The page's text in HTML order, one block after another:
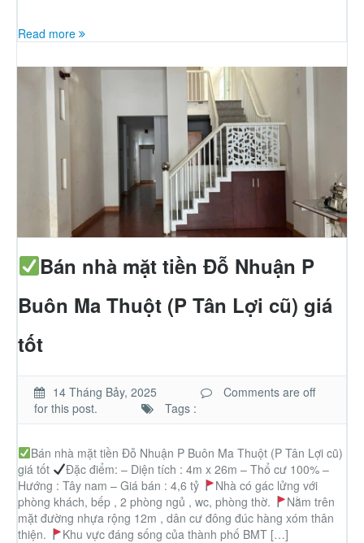
Nhà đất cho thuê
Thành Phố Cà Phê
Ecocity Premia
Read more
Bán nhà mặt tiền Đỗ Nhuận P
Buôn Ma Thuột (P Tân Lợi cũ) giá
tốt
14 Tháng Bảy, 2025
Comments are off
for this post.
Tags :
Bán nhà mặt tiền Đỗ Nhuận P Buôn Ma Thuột (P Tân Lợi cũ)
giá tốt
Đặc điểm: – Diện tích : 4m x 26m – Thổ cư 100% –
Hướng : Tây nam – Giá bán : 4,6 tỷ
Nhà có gác lửng với
phòng khách, bếp , 2 phòng ngủ , wc, phòng thờ.
Nằm trên
mặt đường nhựa rộng 12m , dân cư đông đúc hàng xóm thân
thiện.
Khu vực đáng sống của thành phố BMT […]